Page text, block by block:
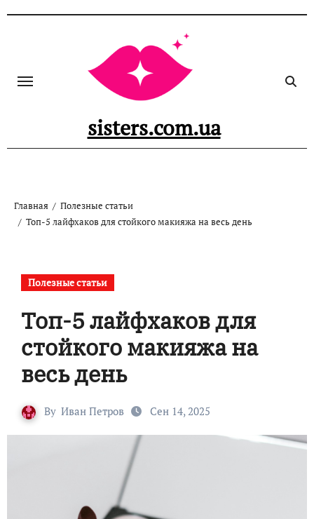
sisters.com.ua
Главная
Полезные статьи
Топ-5 лайфхаков для стойкого макияжа на весь день
Полезные статьи
Топ-5 лайфхаков для
стойкого макияжа на
весь день
By Иван Петров Сен 14, 2025